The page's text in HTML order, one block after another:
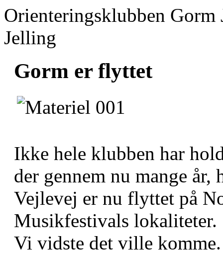
Orienteringsklubben
Jelling
Gorm er flyttet
Ikke hele klubben har
der gennem nu mange
Vejlevej er nu flyttet på
Musikfestivals lokaliteter.
Vi vidste det ville